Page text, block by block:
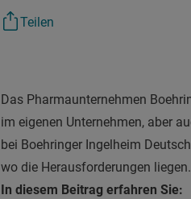
Teilen
Das Pharmaunternehmen
im eigenen Unternehmen, aber
bei Boehringer Ingelheim
wo die Herausforderungen liegen.
In diesem Beitrag erfahren Sie: